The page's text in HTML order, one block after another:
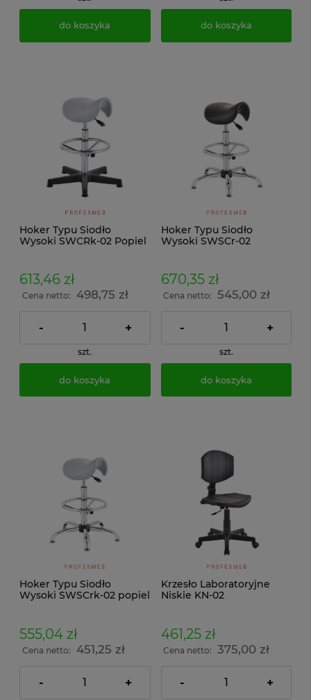
do koszyka do koszyka
Hoker Typu Siodło
Wysoki SWCRk-02 Popiel
613,46 zł
Cena netto: 498,75 zł
- +
szt.
do koszyka
Hoker Typu Siodło
Wysoki SWSCr-02
670,35 zł
Cena netto: 545,00 zł
- +
szt.
do koszyka
Hoker Typu Siodło
Wysoki SWSCrk-02 popiel
555,04 zł
Cena netto: 451,25 zł
- +
Krzesło Laboratoryjne
Niskie KN-02
461,25 zł
Cena netto: 375,00 zł
- +